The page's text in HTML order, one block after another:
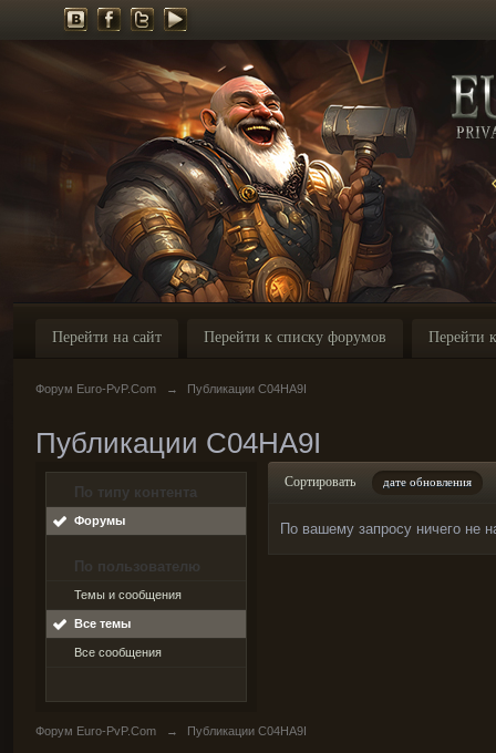
Перейти на сайт Перейти к списку форумов Перейти
Форум Euro-PvP.Com → Публикации C04HA9I
Публикации C04HA9I
По типу контента
Форумы
По пользователю
Темы и сообщения
Все темы
Все сообщения
Сортировать дате обновления
По вашему запросу ничего не
Форум Euro-PvP.Com → Публикации C04HA9I